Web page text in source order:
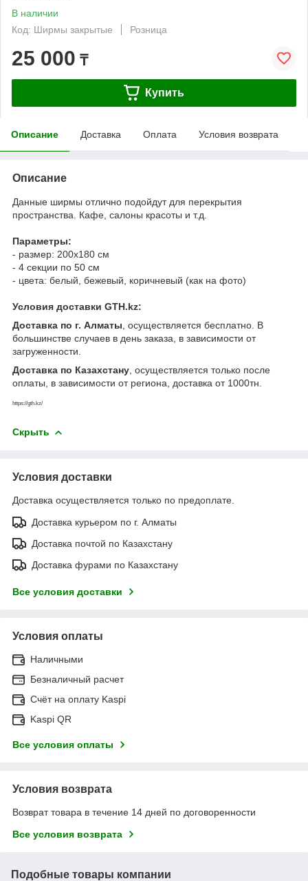
В наличии
Код: Ширмы закрытые
Розница
25 000 ₸
Купить
Описание Доставка Оплата Условия возврата
Описание
Данные ширмы отлично подойдут для перекрытия
пространства. Кафе, салоны красоты и т.д.
Параметры:
- размер: 200х180 см
- 4 секции по 50 см
- цвета: белый, бежевый, коричневый (как на фото)
Условия доставки GTH.kz:
Доставка по г. Алматы , осуществляется бесплатно. В
большинстве случаев в день заказа, в зависимости от
загруженности.
Доставка по Казахстану , осуществляется только после
оплаты, в зависимости от региона, доставка от 1000тн.
https://gth.kz/
Скрыть
Условия доставки
Доставка осуществляется только по предоплате.
Доставка курьером по г. Алматы
Доставка почтой по Казахстану
Доставка фурами по Казахстану
Все условия доставки
Условия оплаты
Наличными
Безналичный расчет
Счёт на оплату Kaspi
Kaspi QR
Все условия оплаты
Условия возврата
Возврат товара в течение 14 дней по договоренности
Все условия возврата
Подобные товары компании